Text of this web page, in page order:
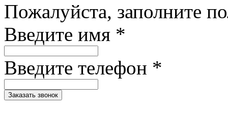
Пожалуйста, заполните
Введите имя *
Введите телефон *